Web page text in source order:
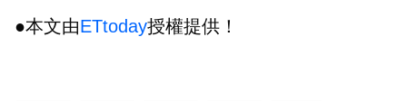
●本文由ETtoday授權提供！